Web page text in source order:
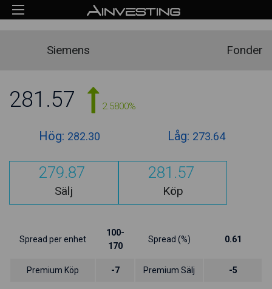
Siemens Fonder
281.57 2.5800%
Hög: 282.30 Låg: 273.64
279.87
Sälj
281.57
Köp
Spread per enhet
100-
170
Spread (%) 0.61
Premium Köp -7 Premium Sälj -5